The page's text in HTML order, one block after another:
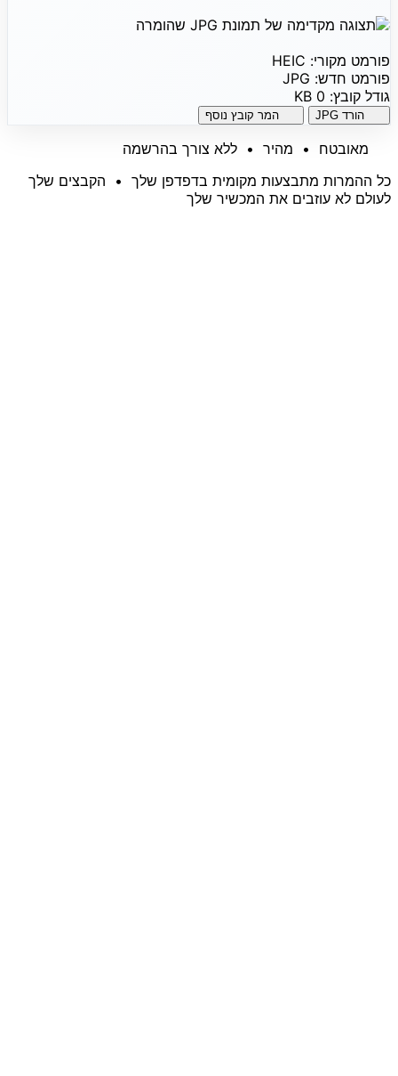
פורמט מקורי: HEIC
פורמט חדש: JPG
גודל קובץ: 0 KB
המר קובץ נוסף
מאובטח • מהיר • ללא צורך בהרשמה
כל ההמרות מתבצעות מקומית בדפדפן שלך • הקבצים שלך
לעולם לא עוזבים את המכשיר שלך